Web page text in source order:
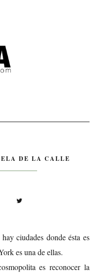
DE LA CALLE
ciudades donde ésta es
es una de ellas.
es reconocer la